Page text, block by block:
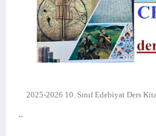
2025-2026 10. Sınıf Edebiyat Ders
..